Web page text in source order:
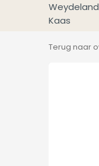
Weydeland
Kaas
Terug naar